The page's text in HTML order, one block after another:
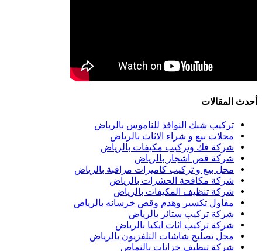
أحدث المقالات
تركيب شبك النوافذ للناموس بالرياض
محلات بيع و شراء الاثاث بالرياض
شركة فك وتركيب مكيفات بالرياض
شركة قص اشجار بالرياض
محل بيع و تركيب كاميرات مراقبة بالرياض
شركة مكافحة الحشرات بالرياض
شركة تنظيف المكيفات بالرياض
مقاول تكسير وهدم وقص خرسانه بالرياض
شركة تركيب ستائر بالرياض
شركة تركيب اثاث ايكيا بالرياض
محل تصليح شاشات التلفزيون بالرياض
شركة تنظيف خزانات بالنماص